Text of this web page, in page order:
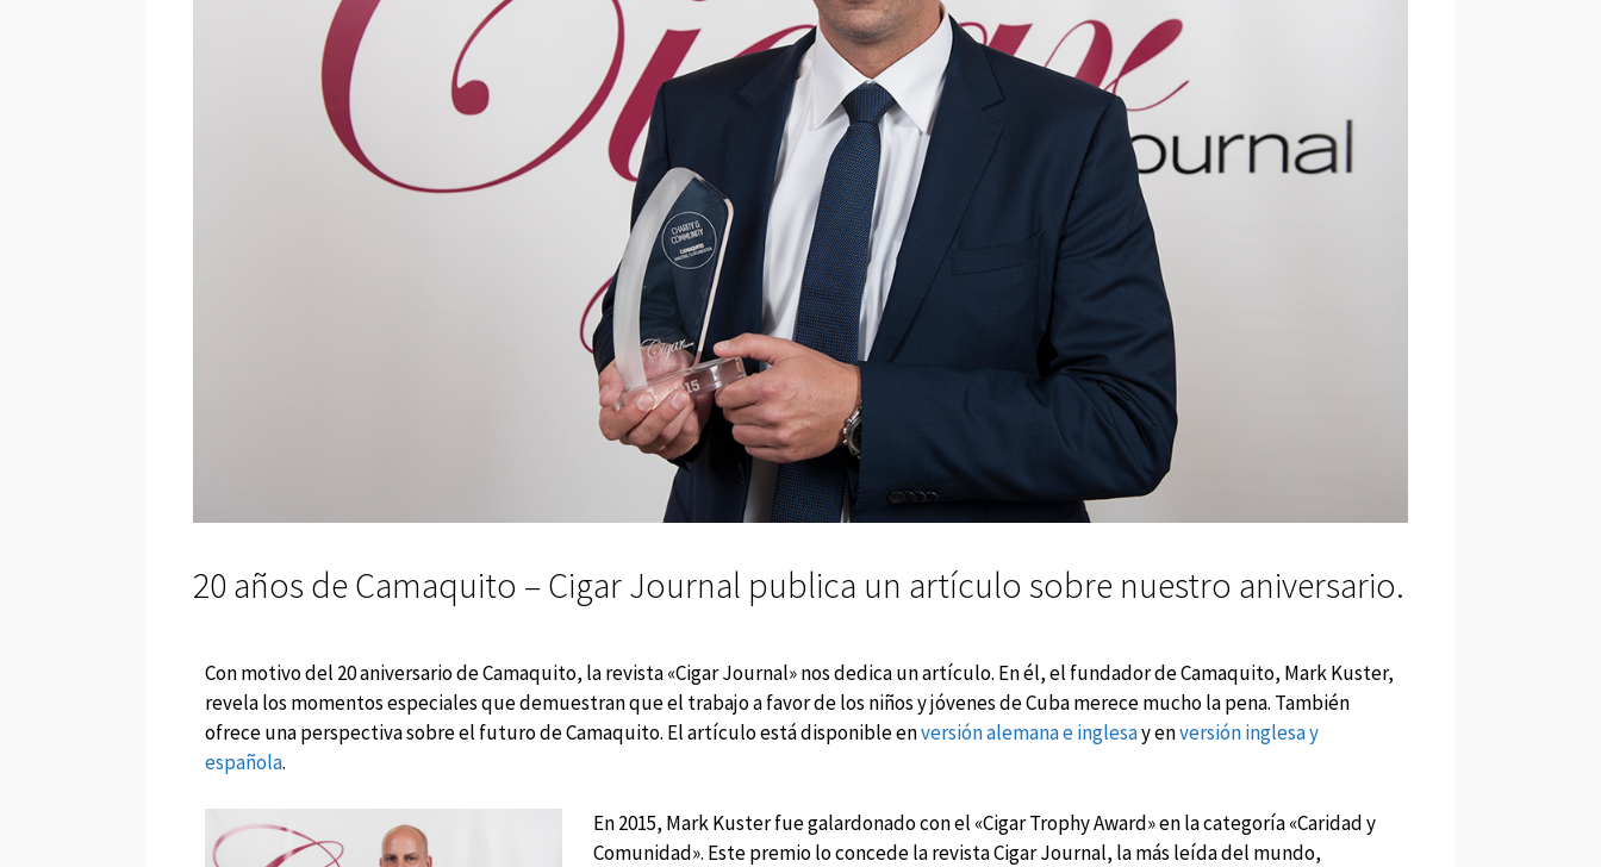
20 años de Camaquito – Cigar Journal publica un artículo sobre nuestro aniversario.
Con motivo del 20 aniversario de Camaquito, la revista «Cigar Journal» nos dedica un artículo. En él, el fundador de Camaquito, Mark Kuster,
revela los momentos especiales que demuestran que el trabajo a favor de los niños y jóvenes de Cuba merece mucho la pena. También
ofrece una perspectiva sobre el futuro de Camaquito. El artículo está disponible enversión alemana e inglesay enversión inglesa y
española.
En 2015, Mark Kuster fue galardonado con el «Cigar Trophy Award» en la categoría «Caridad y
Comunidad». Este premio lo concede la revista Cigar Journal, la más leída del mundo,